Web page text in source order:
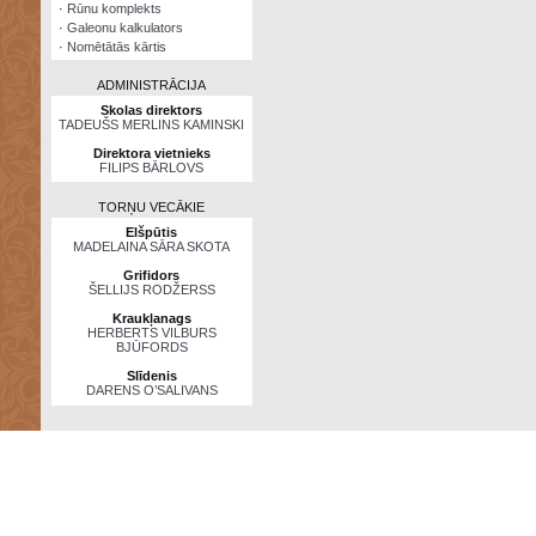
· Rūnu komplekts
· Galeonu kalkulators
· Nomētātās kārtis
ADMINISTRĀCIJA
Skolas direktors
TADEUŠS MERLINS KAMINSKI
Direktora vietnieks
FILIPS BĀRLOVS
TORŅU VECĀKIE
Elšpūtis
MADELAINA SĀRA SKOTA
Grifidors
ŠELLIJS RODŽERSS
Kraukļanags
HERBERTS VILBURS
BJŪFORDS
Slīdenis
DARENS O’SALIVANS